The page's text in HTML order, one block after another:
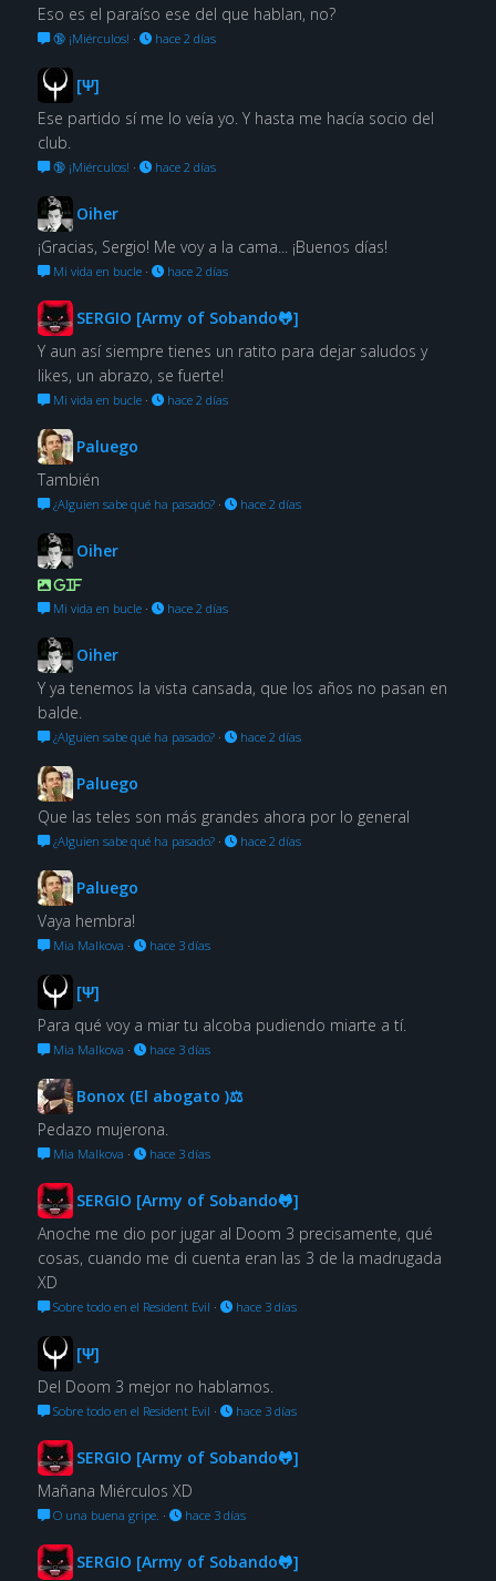
Eso es el paraíso ese del que hablan, no?
🔞 ¡Miérculos! · hace 2 días
[Ψ]
Ese partido sí me lo veía yo. Y hasta me hacía socio del
club.
🔞 ¡Miérculos! · hace 2 días
Oiher
¡Gracias, Sergio! Me voy a la cama... ¡Buenos días!
Mi vida en bucle· hace 2 días
SERGIO [Army of Sobando🐸]
Y aun así siempre tienes un ratito para dejar saludos y
likes, un abrazo, se fuerte!
Mi vida en bucle· hace 2 días
Paluego
También
¿Alguien sabe qué ha pasado?· hace 2 días
Oiher
GIF
Mi vida en bucle· hace 2 días
Oiher
Y ya tenemos la vista cansada, que los años no pasan en
balde.
¿Alguien sabe qué ha pasado?· hace 2 días
Paluego
Que las teles son más grandes ahora por lo general
¿Alguien sabe qué ha pasado?· hace 2 días
Paluego
Vaya hembra!
Mia Malkova · hace 3 días
[Ψ]
Para qué voy a miar tu alcoba pudiendo miarte a tí.
Mia Malkova · hace 3 días
Bonox (El abogato )⚖
Pedazo mujerona.
Mia Malkova · hace 3 días
SERGIO [Army of Sobando🐸]
Anoche me dio por jugar al Doom 3 precisamente, qué
cosas, cuando me di cuenta eran las 3 de la madrugada
XD
Sobre todo en el Resident Evil · hace 3 días
[Ψ]
Del Doom 3 mejor no hablamos.
Sobre todo en el Resident Evil · hace 3 días
SERGIO [Army of Sobando🐸]
Mañana Miérculos XD
O una buena gripe. · hace 3 días
SERGIO [Army of Sobando🐸]